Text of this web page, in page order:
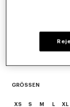
Light Blue
GRÖSSEN
XS S M L XL